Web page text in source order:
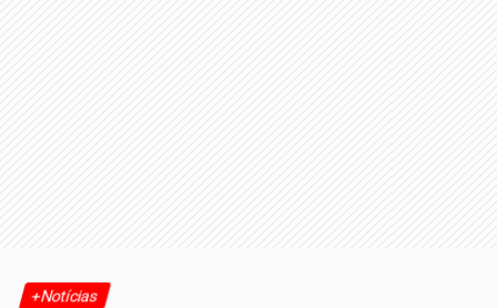
+Notícias